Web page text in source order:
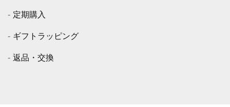
定期購入
ギフトラッピング
返品・交換